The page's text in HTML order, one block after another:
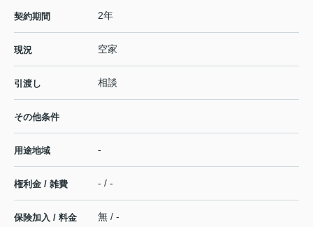
契約期間 2年
現況 空家
引渡し 相談
その他条件
用途地域 -
権利金 / 雑費 - / -
保険加入 / 料金 無 / -